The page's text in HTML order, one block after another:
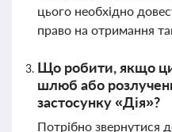
цього необхідно
право на отримання
Що робити, якщо
шлюб або
застосунку «Дія»?
Потрібно звернутися